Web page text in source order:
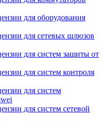
для оборудования
для сетевых шлюзов
для систем защиты от
для систем контроля
для систем
для систем сетевой